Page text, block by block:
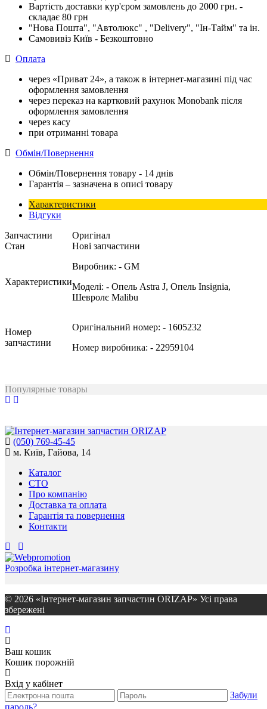
Вартість доставки кур'єром замовлень до 2000 грн. -
складає 80 грн
"Нова Пошта", "Автолюкс" , "Delivery", "Iн-Тайм" та ін.
Самовивіз Київ - Безкоштовно
Оплата
через «Приват 24», а також в інтернет-магазині під час
оформлення замовлення
через переказ на картковий рахунок Monobank після
оформлення замовлення
через касу
при отриманні товара
Обмін/Повернення
Обмін/Повернення товару - 14 днів
Гарантія – зазначена в описі товару
Характеристики
Відгуки
Запчастини
Оригінал
Стан
Нові запчастини
Характеристики
Виробник: - GM
Моделі: - Опель Astra J, Опель Insignia,
Шевролє Malibu
Номер
запчастини
Оригінальний номер: - 1605232
Номер виробника: - 22959104
Популярные товары
(050) 769-45-45
м. Київ, Гайова, 14
Каталог
СТО
Про компанію
Доставка та оплата
Гарантія та повернення
Контакти
Розробка інтернет-магазину
© 2026 «Інтернет-магазин запчастин ORIZAP» Усі права
збережені
Ваш кошик
Кошик порожній
Вхід у кабінет
Забули
пароль?